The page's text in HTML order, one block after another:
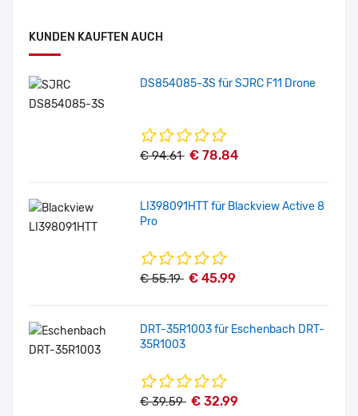
KUNDEN KAUFTEN AUCH
DS854085-3S für SJRC F11 Drone
€ 94.61 € 78.84
LI398091HTT für Blackview Active 8
Pro
€ 55.19 € 45.99
DRT-35R1003 für Eschenbach DRT-
35R1003
€ 39.59 € 32.99